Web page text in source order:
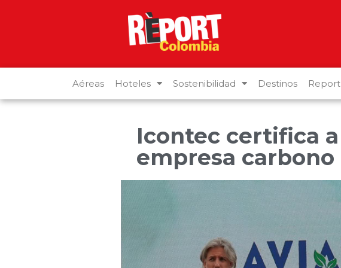
Aéreas Hoteles Sostenibilidad Destinos Report
Icontec certifica
empresa